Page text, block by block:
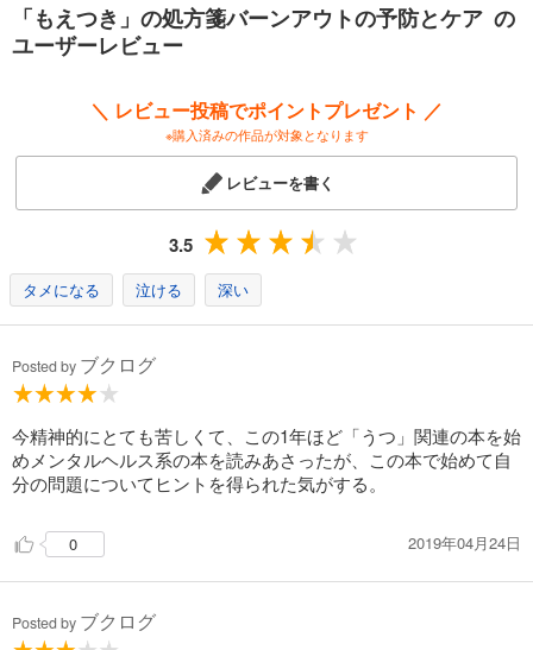
「もえつき」の処方箋バーンアウトの予防とケア の
ユーザーレビュー
＼ レビュー投稿でポイントプレゼント ／
※購入済みの作品が対象となります
レビューを書く
3.5
タメになる 泣ける 深い
Posted by ブクログ
今精神的にとても苦しくて、この1年ほど「うつ」関連の本を始
めメンタルヘルス系の本を読みあさったが、この本で始めて自
分の問題についてヒントを得られた気がする。
0 2019年04月24日
Posted by ブクログ